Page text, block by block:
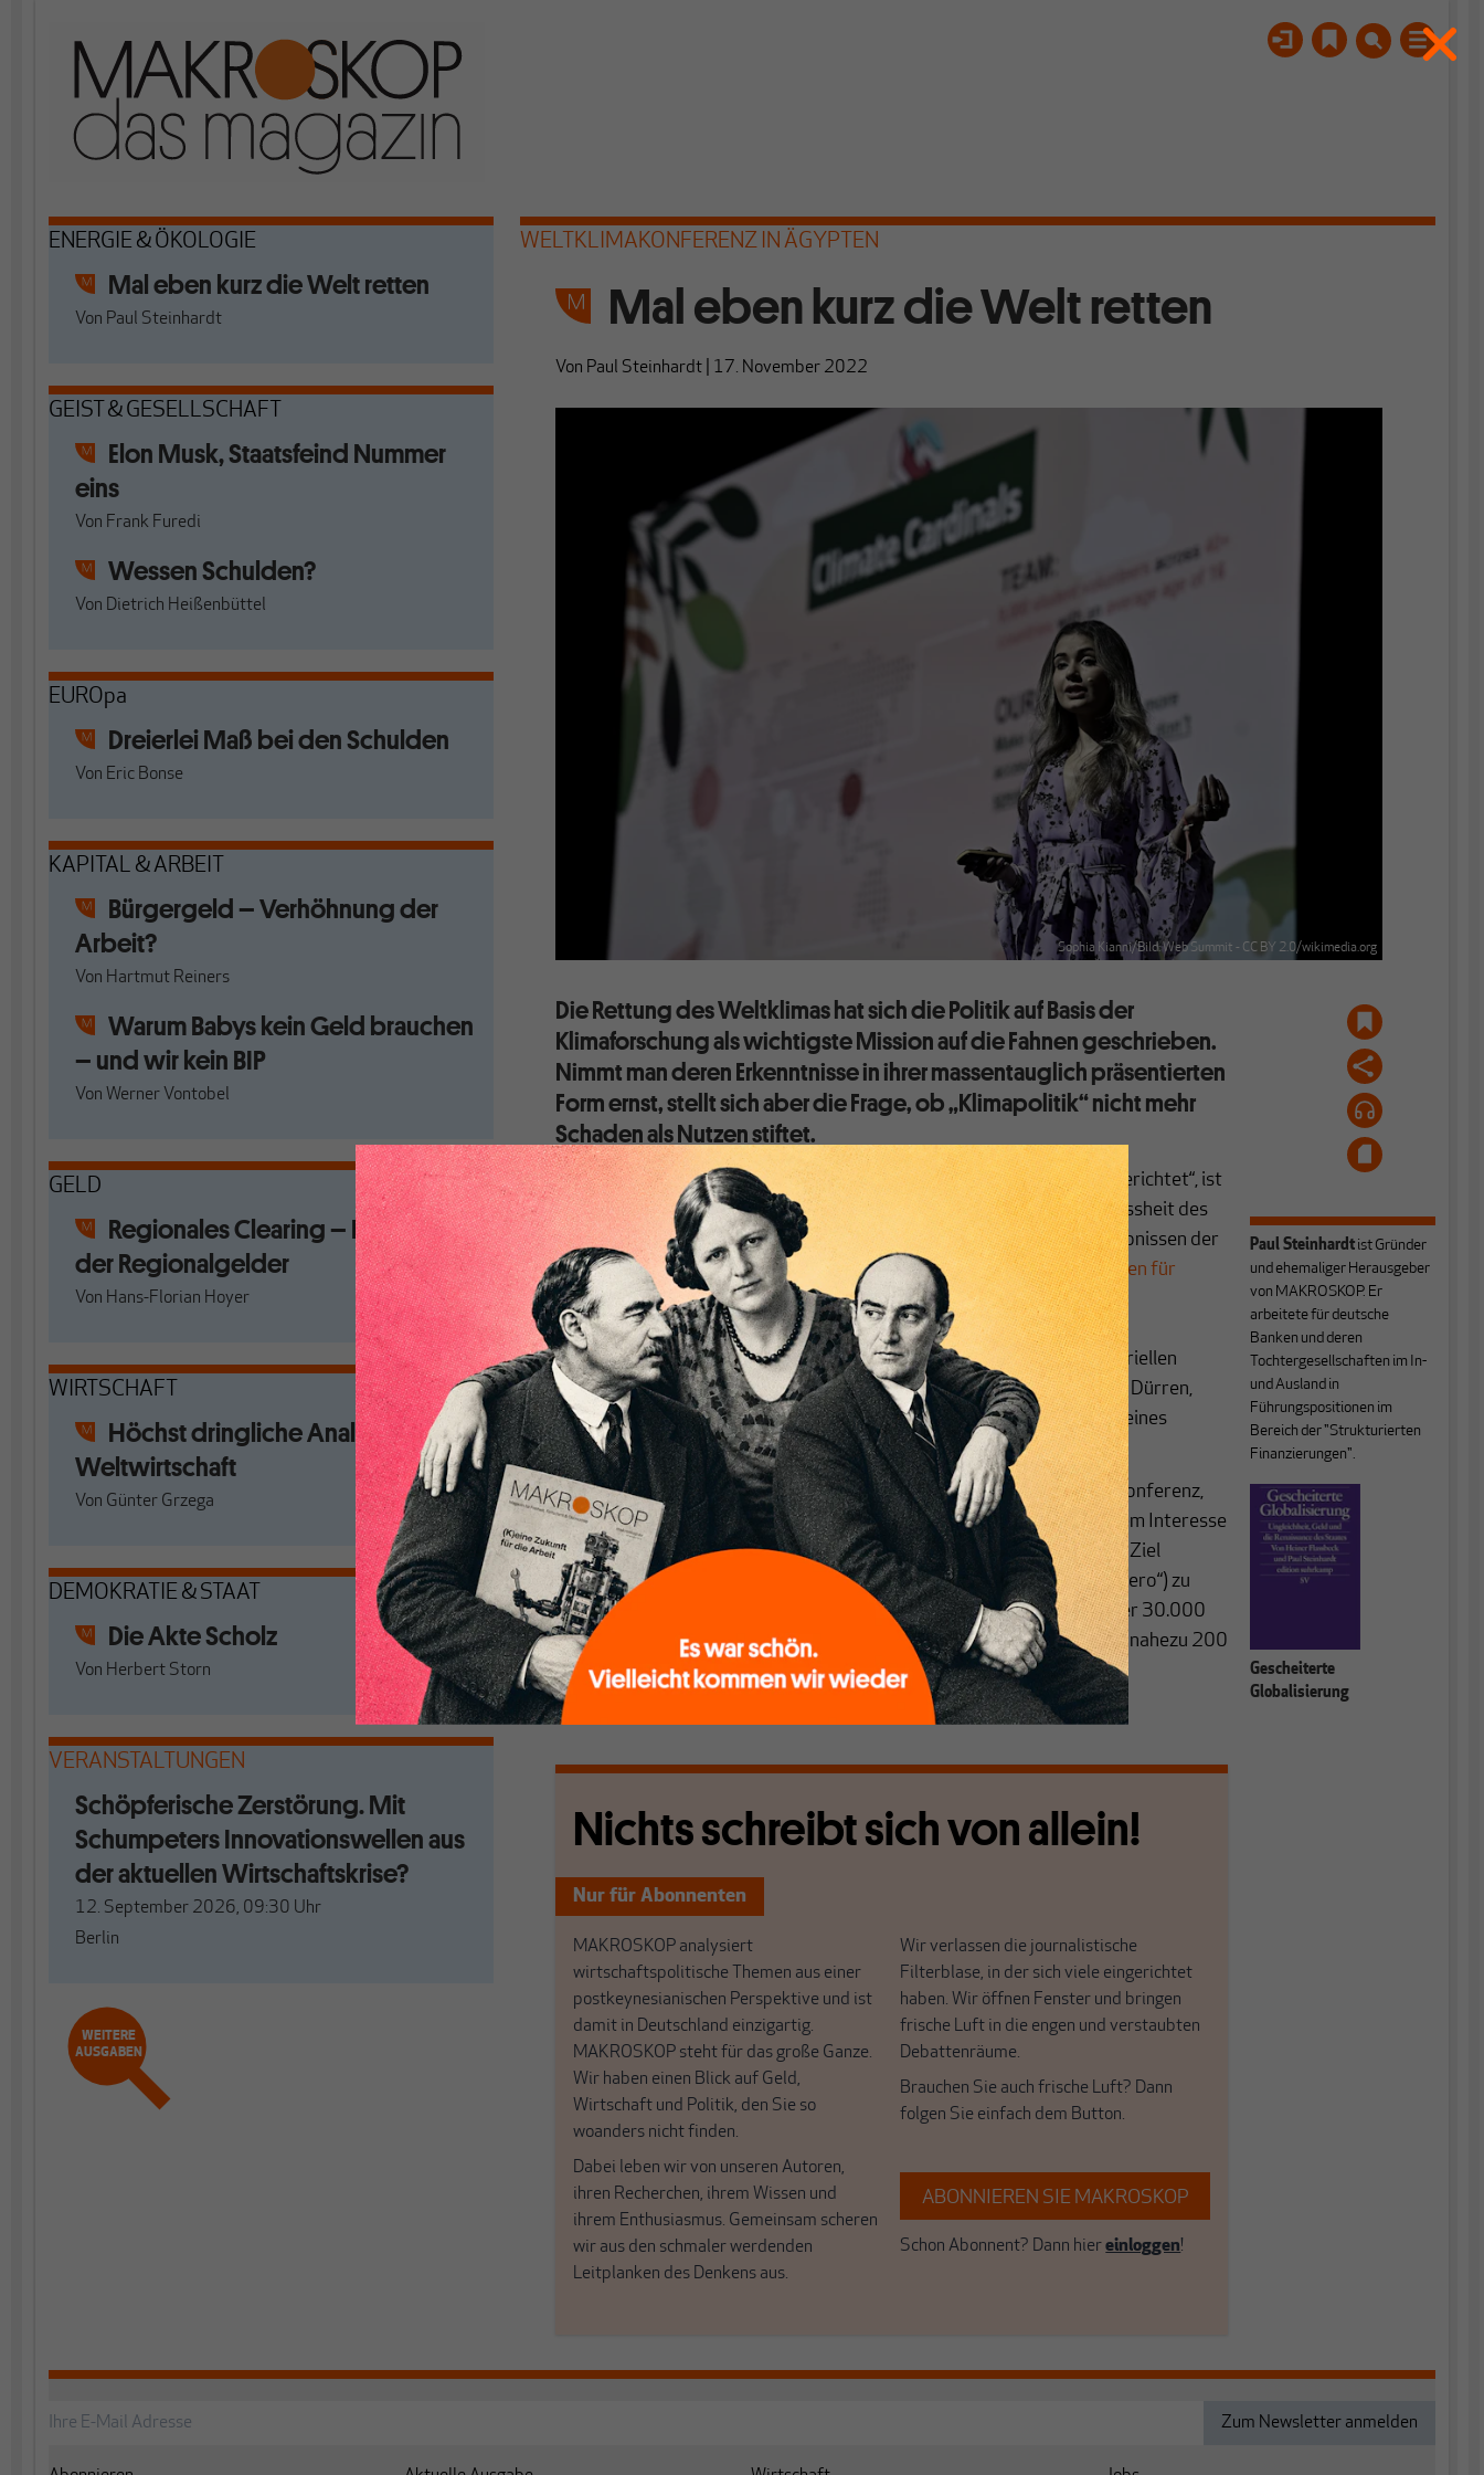
ENERGIE & ÖKOLOGIE
Mal eben kurz die Welt retten
Von Paul Steinhardt
GEIST & GESELLSCHAFT
Elon Musk, Staatsfeind Nummer
eins
Von Frank Furedi
Wessen Schulden?
Von Dietrich Heißenbüttel
EUROpa
Dreierlei Maß bei den Schulden
Von Eric Bonse
KAPITAL & ARBEIT
Bürgergeld – Verhöhnung der
Arbeit?
Von Hartmut Reiners
Warum Babys kein Geld brauchen
– und wir kein BIP
Von Werner Vontobel
GELD
Regionales Clearing – Ergänzung
der Regionalgelder
Von Hans-Florian Hoyer
WIRTSCHAFT
Höchst dringliche Analysen zur
Weltwirtschaft
Von Günter Grzega
DEMOKRATIE & STAAT
Die Akte Scholz
Von Herbert Storn
VERANSTALTUNGEN
Schöpferische Zerstörung. Mit
Schumpeters Innovationswellen aus
der aktuellen Wirtschaftskrise?
12. September 2026, 09:30 Uhr
Berlin
WEITERE
AUSGABEN
WELTKLIMAKONFERENZ IN ÄGYPTEN
Mal eben kurz die Welt retten
Von Paul Steinhardt 17. November 2022
Sophia Kianni/Bild: Web Summit - CC BY 2.0/wikimedia.org
Die Rettung des Weltklimas hat sich die Politik auf Basis der
Klimaforschung als wichtigste Mission auf die Fahnen geschrieben.
Nimmt man deren Erkenntnisse in ihrer massentauglich präsentierten
Form ernst, stellt sich aber die Frage, ob „Klimapolitik“ nicht mehr
Schaden als Nutzen stiftet.
„Millionen Menschen rund um den Planeten haben ihre Blicke auf uns gerichtet“, ist
sich der ägyptische Präsident Abd al-Fattah as-Sisi sicher. Diese Gewissheit des
diesjährigen Ausrichters der Weltklimakonferenz beruht auf den Ergebnissen der
Klimaforschung, wie sie vom „Weltklimarat“ in den „
Zusammenfassungen für
politische Entscheidungsträger“ präsentiert werden: Demnach haben
menschengemachte Treibhausgasemissionen bereits zu einer
Temperaturerhöhung von 1,15 Grad Celsius im Vergleich zu vorindustriellen
Zeiten geführt, was der Menschheit schädigende Hitzewellen, Stürme, Dürren,
Überschwemmungen und Waldbrände beschert habe und die jenseits eines
Anstiegs von 1,5 Grad ihr Ende heraufbeschwöre.
Es geht also im ägyptischen Sharm-el-Sheikh, dem Ort der Weltklimakonferenz,
fraglos um ein Thema, das für die gesamte Menschheit von allergrößtem Interesse
scheint. Sofort aber stellt sich die folgende Frage: Wenn das 1,5 Grad-Ziel
erfordert, die CO2-Emissionen bis zum Jahr 2050 auf Netto 0 („Net-Zero“) zu
reduzieren, welchen Beitrag vermag dann dazu eine Konferenz mit über 30.000
Teilnehmern aus Regierungen, Politik, Wirtschaft und Gesellschaft aus nahezu 200
Ländern zu leisten?
[...]
Nichts schreibt sich von allein!
Nur für Abonnenten
MAKROSKOP analysiert
wirtschaftspolitische Themen aus einer
postkeynesianischen Perspektive und ist
damit in Deutschland einzigartig.
MAKROSKOP steht für das große Ganze.
Wir haben einen Blick auf Geld,
Wirtschaft und Politik, den Sie so
woanders nicht finden.
Dabei leben wir von unseren Autoren,
ihren Recherchen, ihrem Wissen und
ihrem Enthusiasmus. Gemeinsam scheren
wir aus den schmaler werdenden
Leitplanken des Denkens aus.
Wir verlassen die journalistische
Filterblase, in der sich viele eingerichtet
haben. Wir öffnen Fenster und bringen
frische Luft in die engen und verstaubten
Debattenräume.
Brauchen Sie auch frische Luft? Dann
folgen Sie einfach dem Button.
ABONNIEREN SIE MAKROSKOP
Schon Abonnent? Dann hier einloggen!
Paul Steinhardtist Gründer
und ehemaliger Herausgeber
von MAKROSKOP. Er
arbeitete für deutsche
Banken und deren
Tochtergesellschaften im In-
und Ausland in
Führungspositionen im
Bereich der "Strukturierten
Finanzierungen".
Gescheiterte
Globalisierung